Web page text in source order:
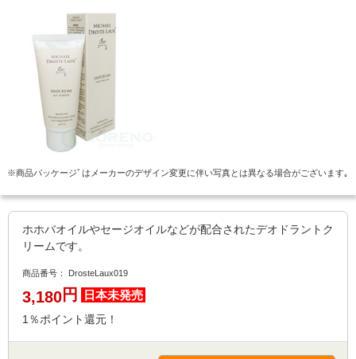
※商品パッケージﾞはメーカーのデザイン変更に伴い写真とは異なる場合がございます｡
ホホバオイルやセージオイルなどが配合されたデオドラントク
リームです。
商品番号： DrosteLaux019
3,180円 日本未発売
1％ポイント還元！